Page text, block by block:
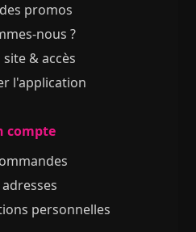
promos
nous ?
site & accès
l'application
compte
personnelles